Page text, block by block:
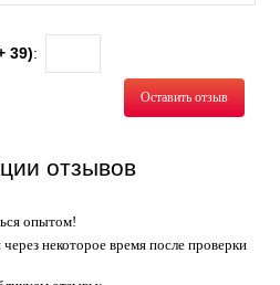
39):
Оставить отзыв
отзывов
опытом!
некоторое время после проверки